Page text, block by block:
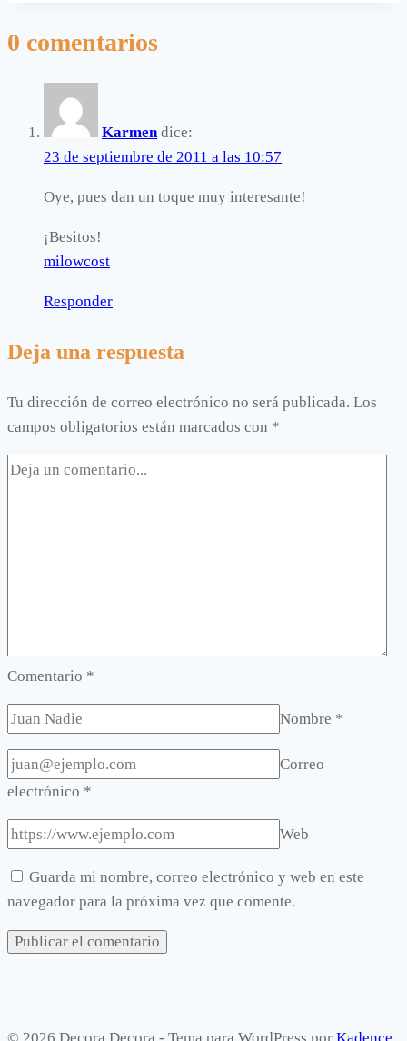
en
0 comentarios
Karmen dice:
23 de septiembre de 2011 a las 10:57
Oye, pues dan un toque muy interesante!
¡Besitos!
milowcost
Responder
Deja una respuesta
Tu dirección de correo electrónico no será publicada. Los
campos obligatorios están marcados con *
Comentario *
Nombre *
Correo
electrónico *
Web
Guarda mi nombre, correo electrónico y web en este
navegador para la próxima vez que comente.